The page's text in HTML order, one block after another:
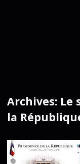
Archives: Le
la